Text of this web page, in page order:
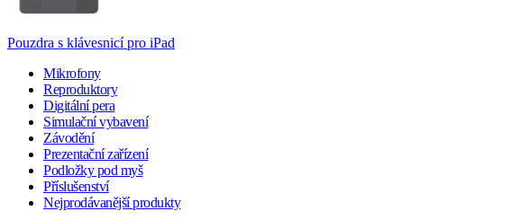
Pouzdra s klávesnicí pro iPad
Mikrofony
Reproduktory
Digitální pera
Simulační vybavení
Závodění
Prezentační zařízení
Podložky pod myš
Příslušenství
Nejprodávanější produkty